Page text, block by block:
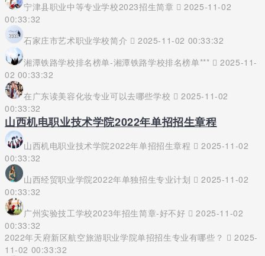
宁津县职业中等专业学校2023招生简章
2025-11-02
00:33:32
石家庄市艺术职业学校简介
2025-11-02 00:33:32
湘潭铁路学校排名榜单-湘潭铁路学校排名榜单***
2025-11-
02 00:33:32
在广东读美容化妆专业可以去哪些学校
2025-11-02
00:33:32
山西机电职业技术学院2022年单招招生章程
山西机电职业技术学院2022年单招招生章程
2025-11-02
00:33:32
山西经贸职业学院2022年单独招生专业计划
2025-11-02
00:33:32
广州实验技工学校2023年招生简章-好不好
2025-11-02
00:33:32
2022年天府新区航空旅游职业学院单招招生专业有哪些？
2025-
11-02 00:33:32